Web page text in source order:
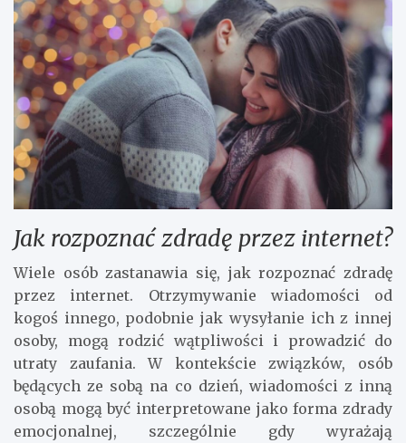
Jak rozpoznać zdradę przez internet?
Wiele osób zastanawia się, jak rozpoznać zdradę
przez internet. Otrzymywanie wiadomości od
kogoś innego, podobnie jak wysyłanie ich z innej
osoby, mogą rodzić wątpliwości i prowadzić do
utraty zaufania. W kontekście związków, osób
będących ze sobą na co dzień, wiadomości z inną
osobą mogą być interpretowane jako forma zdrady
emocjonalnej, szczególnie gdy wyrażają